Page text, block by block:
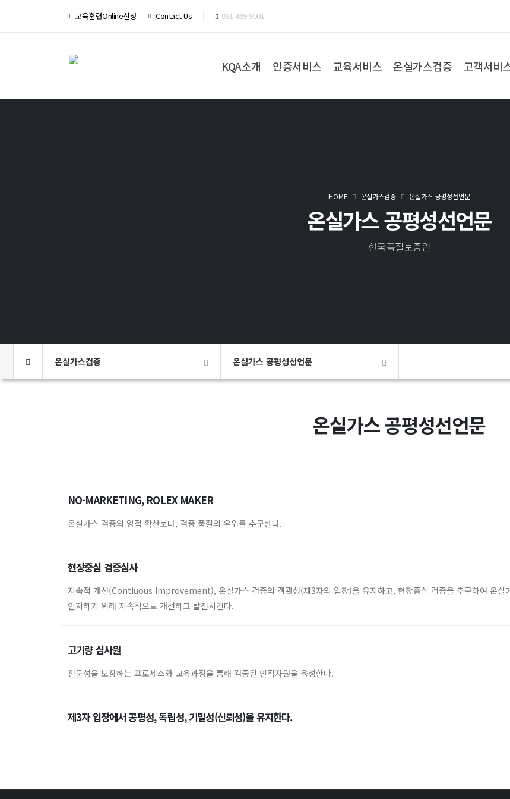
교육훈련Online신청 Contact Us 031-469-9001
KQA소개 인증서비스 교육서비스 온실가스검증 고객서비
온실가스 공평성선언문
한국품질보증원
HOME 온실가스검증 온실가스 공평성선언문
온실가스검증 온실가스 공평성선언문
온실가스 공평성선언문
NO-MARKETING, ROLEX MAKER
온실가스 검증의 양적 확산보다, 검증 품질의 우위를 추구한다.
현장중심 검증심사
지속적 개선(Contiuous Improvement), 온실가스 검증의 객관성(제3자의 입장)을 유지하고, 현장중심 검증을 추구하여 온실
인지하기 위해 지속적으로 개선하고 발전시킨다.
고기량 심사원
전문성을 보장하는 프로세스와 교육과정을 통해 검증된 인적자원을 육성한다.
제3자 입장에서 공평성, 독립성, 기밀성(신뢰성)을 유지한다.